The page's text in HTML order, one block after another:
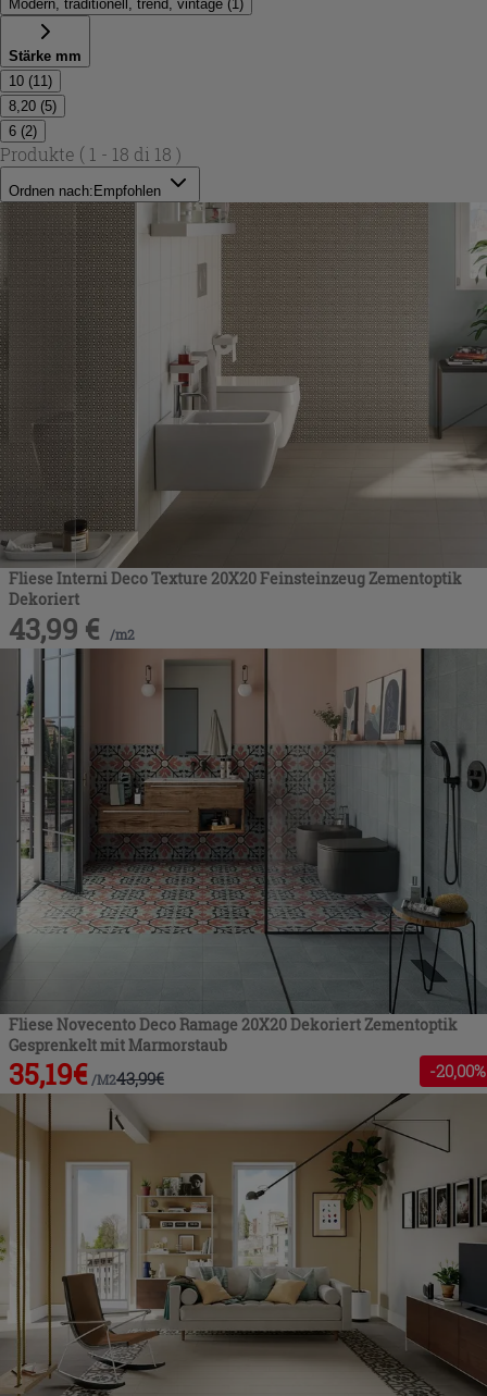
Modern, traditionell, trend, vintage (1 )
Stärke mm
10 (11 )
8,20 (5)
6 (2)
Produkte ( 1 - 18 di 18 )
Ordnen nach: Empfohlen
Fliese Interni Deco Texture 20X20 Feinsteinzeug Zementoptik
Dekoriert
43,99 € /m2
Fliese Novecento Deco Ramage 20X20 Dekoriert Zementoptik
Gesprenkelt mit Marmorstaub
35,19€ /M243,99€ -20,00%